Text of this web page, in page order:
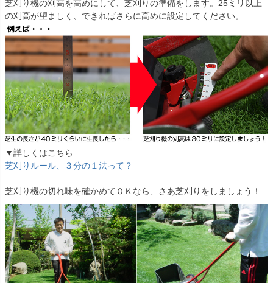
芝刈り機の刈高を高めにして、芝刈りの準備をします。25ミリ以上
の刈高が望ましく、できればさらに高めに設定してください。
▼詳しくはこちら
芝刈りルール、３分の１法って？
芝刈り機の切れ味を確かめてＯＫなら、さあ芝刈りをしましょう！